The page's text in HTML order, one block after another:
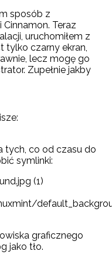
sposób z
Teraz
uruchomiłem z
tylko czarny ekran,
lecz mogę go
Zupełnie jakby
tych, co od czasu do
symlinki:
(1)
graficznego
jako tło.